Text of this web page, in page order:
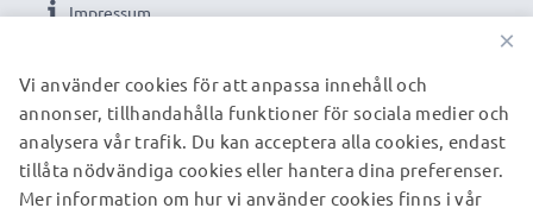
VÅRA BETALNINGSALTERNATIV
Impressum
VÅRA FRAKTPARTNERS
×
Vi använder cookies för att anpassa innehåll och
annonser, tillhandahålla funktioner för sociala medier och
analysera vår trafik. Du kan acceptera alla cookies, endast
tillåta nödvändiga cookies eller hantera dina preferenser.
Mer information om hur vi använder cookies finns i vår